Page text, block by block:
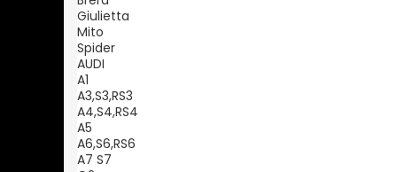
Giulietta
Mito
Spider
AUDI
A1
A3,S3,RS3
A4,S4,RS4
A5
A6,S6,RS6
A7 S7